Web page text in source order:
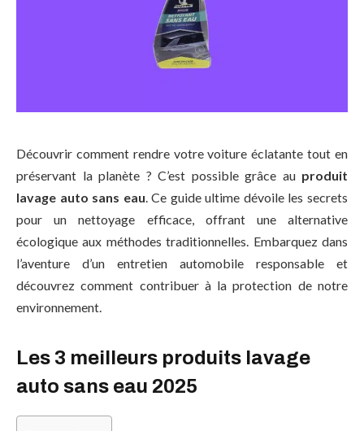
Découvrir comment rendre votre voiture éclatante tout en
préservant la planète ? C’est possible grâce au produit
lavage auto sans eau. Ce guide ultime dévoile les secrets
pour un nettoyage efficace, offrant une alternative
écologique aux méthodes traditionnelles. Embarquez dans
l’aventure d’un entretien automobile responsable et
découvrez comment contribuer à la protection de notre
environnement.
Les 3 meilleurs produits lavage
auto sans eau 2025